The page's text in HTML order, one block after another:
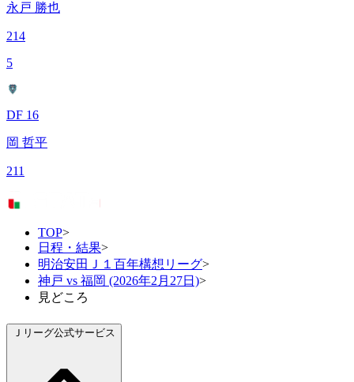
永戸 勝也
214
5
DF 16
岡 哲平
211
TOP>
日程・結果>
明治安田Ｊ１百年構想リーグ>
神戸 vs 福岡 (2026年2月27日)>
見どころ
Ｊリーグ公式サービス